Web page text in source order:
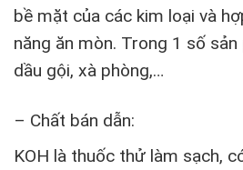
bề mặt của các kim loại và
năng ăn mòn. Trong 1 số
dầu gội, xà phòng,…
– Chất bán dẫn:
KOH là thuốc thử làm sạch,